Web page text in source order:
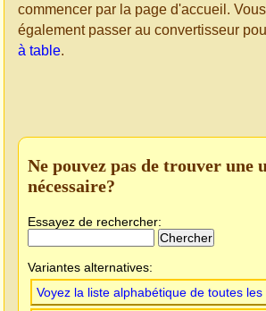
commencer par la page d'accueil.
également passer au convertisseur
à table.
Ne pouvez pas de trouver une
nécessaire?
Essayez de rechercher:
Variantes alternatives:
Voyez la liste alphabétique de toutes les